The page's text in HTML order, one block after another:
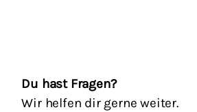
Du hast Fragen?
Wir helfen dir gerne weiter.